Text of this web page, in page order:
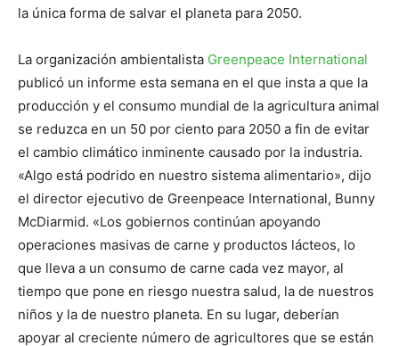
la única forma de salvar el planeta para 2050.
La organización ambientalista Greenpeace International
publicó un informe esta semana en el que insta a que la
producción y el consumo mundial de la agricultura animal
se reduzca en un 50 por ciento para 2050 a fin de evitar
el cambio climático inminente causado por la industria.
«Algo está podrido en nuestro sistema alimentario», dijo
el director ejecutivo de Greenpeace International, Bunny
McDiarmid. «Los gobiernos continúan apoyando
operaciones masivas de carne y productos lácteos, lo
que lleva a un consumo de carne cada vez mayor, al
tiempo que pone en riesgo nuestra salud, la de nuestros
niños y la de nuestro planeta. En su lugar, deberían
apoyar al creciente número de agricultores que se están